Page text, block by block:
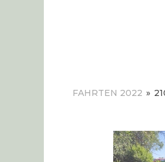
FAHRTEN 2022 »